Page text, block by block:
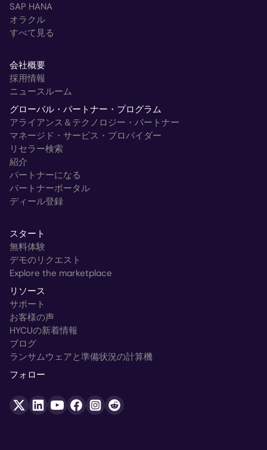
SAP HANA
オラクル
すべて見る
会社概要
採用情報
ニュースルーム
グローバル・パートナー・プログラム
アライアンス＆テクノロジー・パートナー
マネージド・サービス・プロバイダー
リセラー検索
紹介
パートナーになる
パートナーポータル
ディール登録
スタート
無料体験
デモのリクエスト
Explore the marketplace
リソース
サポート
お客様の声
HYCUの新着情報
ブログ
ランサムウェアと準備状況の計算機
フォロー